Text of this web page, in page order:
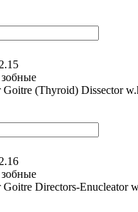
Goitre (Thyroid) Dissector
Goitre Directors-Enucleator